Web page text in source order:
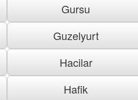
Gursu
Guzelyurt
Hacilar
Hafik